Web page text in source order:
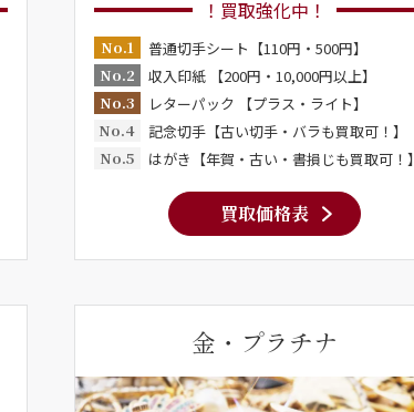
！買取強化中！
No.1
普通切手シート【110円・500円】
No.2
収入印紙 【200円・10,000円以上】
No.3
レターパック 【プラス・ライト】
No.4
記念切手【古い切手・バラも買取可！】
No.5
はがき【年賀・古い・書損じも買取可！】
買取価格表
金・プラチナ